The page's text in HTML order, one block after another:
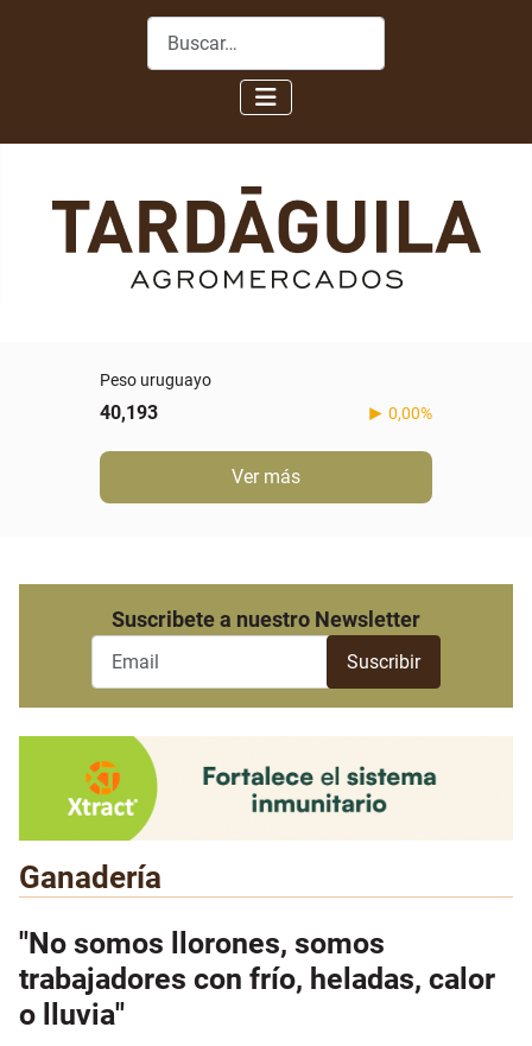
Buscar
Peso uruguayo
40,193 0,00%
Ver más
Suscribete a nuestro Newsletter
Ganadería
"No somos llorones, somos
trabajadores con frío, heladas, calor
o lluvia"